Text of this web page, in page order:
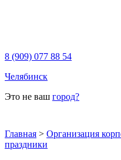
8 (909) 077 88 54
Челябинск
Это не ваш город?
Главная > Организация
праздники